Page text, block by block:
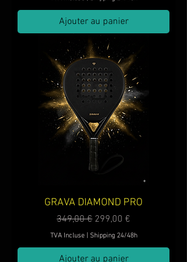
Ajouter au panier
GRAVA DIAMOND PRO
Prix original
349,00 € Prix promotionnel
299,00 €
TVA Incluse| Shipping 24/48h
Ajouter au panier